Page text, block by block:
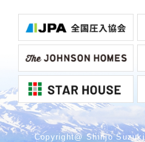
Copyright@ Shinjo